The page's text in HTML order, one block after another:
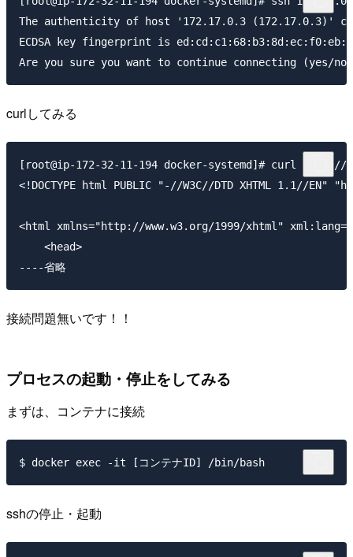
The authenticity of host '172.17.0.3 (172.17.0.3)'
ECDSA key fingerprint is
curlしてみる
[root@ip-172-32-11-194 docker-systemd]# curl http://
<!DOCTYPE html PUBLIC "-//W3C//DTD XHTML 1.1//EN"
<html xmlns="http://www.w3.org/1999/xhtml"
    <head>
接続問題無いです！！
プロセスの起動・停止をしてみる
まずは、コンテナに接続
sshの停止・起動